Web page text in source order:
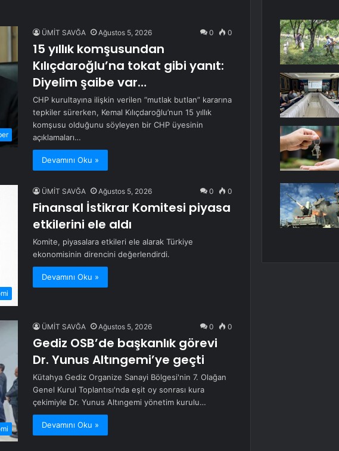
ÜMİT SAVĞA Ağustos 5, 2026 0 0
15 yıllık komşusundan
Kılıçdaroğlu’na tokat gibi yanıt:
Diyelim şaibe var…
CHP kurultayına ilişkin verilen “mutlak butlan” kararına
tepkiler sürerken, Kemal Kılıçdaroğlu’nun 15 yıllık
komşusu olduğunu söyleyen bir CHP üyesinin
açıklamaları…
Devamını Oku »
ÜMİT SAVĞA Ağustos 5, 2026 0 0
Finansal İstikrar Komitesi piyasa
etkilerini ele aldı
Komite, piyasalara etkileri ele alarak Türkiye
ekonomisinin direncini değerlendirdi.
Devamını Oku »
ÜMİT SAVĞA Ağustos 5, 2026 0 0
Gediz OSB’de başkanlık görevi
Dr. Yunus Altıngemi’ye geçti
Kütahya Gediz Organize Sanayi Bölgesi'nin 7. Olağan
Genel Kurul Toplantısı'nda eşit oy sonrası kura
çekimiyle Dr. Yunus Altıngemi yönetim kurulu…
Devamını Oku »